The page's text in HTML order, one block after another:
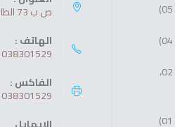
: مصاريف التسيير المتعلقة بالبحث العلمي و التطوير التكنولوجي (الحصة 02،
ص ب 73 الطارف 36000
الهاتف :
038301529
الفاكس :
038301529